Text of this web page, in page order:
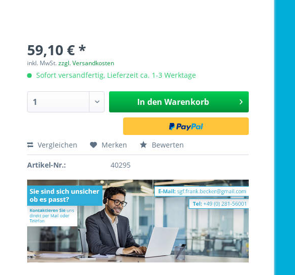
59,10 € *
inkl. MwSt.zzgl. Versandkosten
Sofort versandfertig, Lieferzeit ca. 1-3 Werktage
In den Warenkorb
Vergleichen Merken Bewerten
Artikel-Nr.: 40295